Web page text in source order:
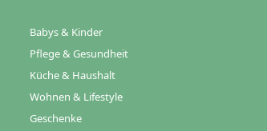
Babys & Kinder
Pflege & Gesundheit
Küche & Haushalt
Wohnen & Lifestyle
Geschenke